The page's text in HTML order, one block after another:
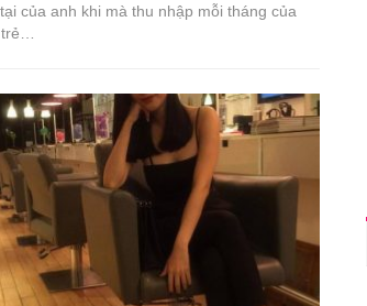
của anh khi mà thu nhập mỗi tháng của
trẻ…